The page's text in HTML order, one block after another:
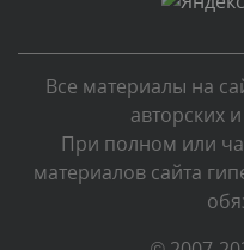
администратором.
Комментарий
Текст комментария
администратором.
Комментарий
Все материалы на
авторских
При полном или
материалов сайта